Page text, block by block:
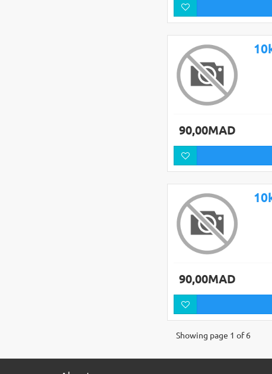
90,00MAD
90,00MAD
Showing page 1 of 6